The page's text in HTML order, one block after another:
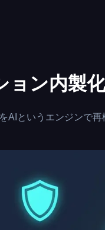
ョン内製化
AIというエンジンで再